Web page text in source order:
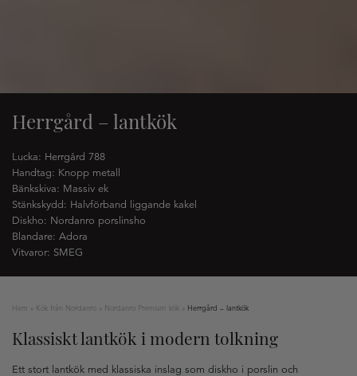
Herrgård – lantkök
Lucka: Herrgård 788
Handtag: Knopp metall
Bänkskiva: Massiv ek
Stänkskydd: Halvförband liggande kakel
Diskho: Nordanro porslinsho
Blandare: Adora
Vitvaror: SMEG
Hem Kök från Nordanro Nordanro Premium kök Herrgård – lantkök
Klassiskt lantkök i modern tolkning
Ett stort lantkök med klassiska inslag som diskho i porslin och